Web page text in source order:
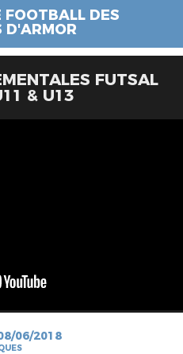
FOOTBALL DES
D'ARMOR
FUTSAL
& U13
06/2018